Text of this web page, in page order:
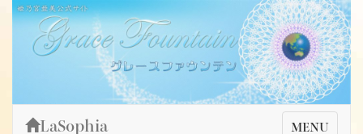
Skip
content
姫乃宮亜美公式サイト～Grace Fountain～
グレースファウンテン
TMenu
MENU
LaSophia